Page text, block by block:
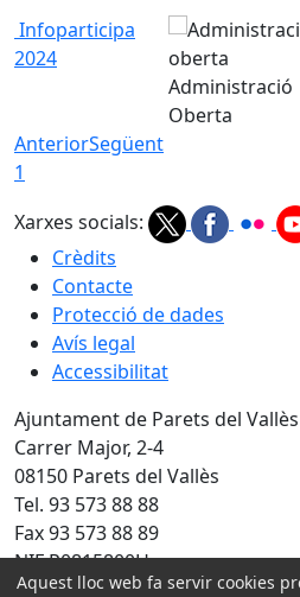
Infoparticipa
2024
Administració
Oberta
AnteriorSegüent
1
Xarxes socials:
Crèdits
Contacte
Protecció de dades
Avís legal
Accessibilitat
Ajuntament de Parets del Vallès
Carrer Major, 2-4
08150 Parets del Vallès
Tel. 93 573 88 88
Fax 93 573 88 89
NIF P0815800H
Aquest lloc web fa servir cookies